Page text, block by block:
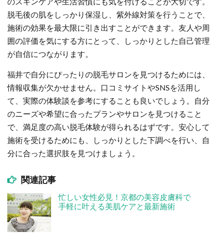
のスキンケアや生活習慣にも気を付けることが大切です。
脱毛後の肌をしっかり保湿し、紫外線対策を行うことで、
施術の効果を最大限に引き出すことができます。友人や周
囲の評価を気にする方にとって、しっかりとした自己管理
が自信につながります。
福井で自分にぴったりの脱毛サロンを見つけるためには、
情報収集が欠かせません。口コミサイトやSNSを活用し
て、実際の体験談を参考にすることも良いでしょう。自分
のニーズや希望に合ったプランやサロンを見つけること
で、満足度の高い脱毛体験が得られるはずです。安心して
施術を受けるためにも、しっかりとした下調べを行い、自
分に合った選択肢を見つけましょう。
関連記事
忙しい女性必見！京都の美容皮膚科で
手軽に叶える美肌ケアと最新施術